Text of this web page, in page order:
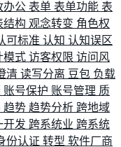
办公 表单 表单功能 表
结构 观念转变 角色权
可标准 认知 认知误区
模式 访客权限 访问风
清 读写分离 豆包 负载
账号保护 账号管理 质
趋势 趋势分析 跨地域
开发 跨系统业 跨系统
份认证 转型 软件厂商